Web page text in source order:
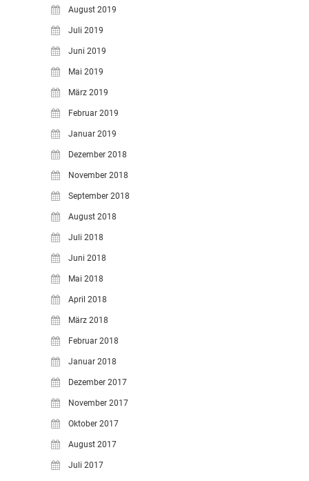
August 2019
Juli 2019
Juni 2019
Mai 2019
März 2019
Februar 2019
Januar 2019
Dezember 2018
November 2018
September 2018
August 2018
Juli 2018
Juni 2018
Mai 2018
April 2018
März 2018
Februar 2018
Januar 2018
Dezember 2017
November 2017
Oktober 2017
August 2017
Juli 2017